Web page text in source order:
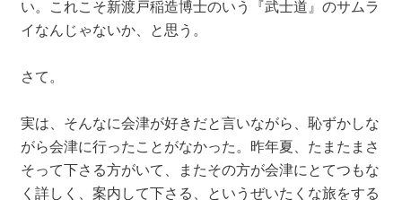
い。これこそ新渡戸稲造博士のいう『武士道』のサムラ
イなんじゃないか、と思う。
さて。
実は、そんなに会津が好きだと言いながら、恥ずかしな
がら会津に行ったことがなかった。昨年夏、たまたまさ
そって下さる方がいて、またその方が会津にとてつもな
く詳しく、案内して下さる、というぜいたくな旅をする